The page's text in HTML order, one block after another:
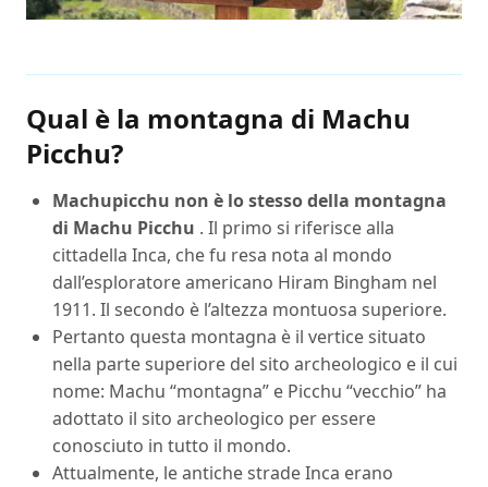
Video
Qual è la montagna di Machu
Picchu?
Machupicchu non è lo stesso della montagna
di Machu Picchu . Il primo si riferisce alla
cittadella Inca, che fu resa nota al mondo
dall’esploratore americano Hiram Bingham nel
1911. Il secondo è l’altezza montuosa superiore.
Pertanto questa montagna è il vertice situato
nella parte superiore del sito archeologico e il cui
nome: Machu “montagna” e Picchu “vecchio” ha
adottato il sito archeologico per essere
conosciuto in tutto il mondo.
Attualmente, le antiche strade Inca erano